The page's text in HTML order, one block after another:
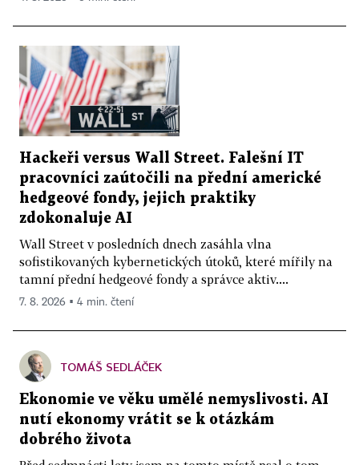
Hackeři versus Wall Street. Falešní IT
pracovníci zaútočili na přední americké
hedgeové fondy, jejich praktiky
zdokonaluje AI
Wall Street v posledních dnech zasáhla vlna
sofistikovaných kybernetických útoků, které mířily na
tamní přední hedgeové fondy a správce aktiv....
7. 8. 2026 ▪ 4 min. čtení
TOMÁŠ SEDLÁČEK
Ekonomie ve věku umělé nemyslivosti. AI
nutí ekonomy vrátit se k otázkám
dobrého života